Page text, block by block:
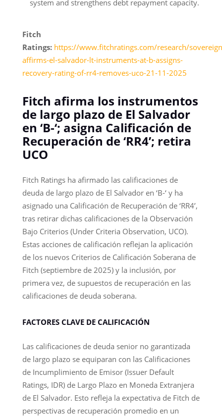
system and strengthens debt repayment capacity.
Fitch
Ratings: https://www.fitchratings.com/research/
affirms-el-salvador-lt-instruments-at-b-assigns-
recovery-rating-of-rr4-removes-uco-21-11-2025
Fitch afirma los instrumentos
de largo plazo de El Salvador
en ‘B-‘; asigna Calificación de
Recuperación de ‘RR4’; retira
UCO
Fitch Ratings ha afirmado las calificaciones de
deuda de largo plazo de El Salvador en ‘B-‘ y ha
asignado una Calificación de Recuperación de ‘RR4’,
tras retirar dichas calificaciones de la Observación
Bajo Criterios (Under Criteria Observation, UCO).
Estas acciones de calificación reflejan la aplicación
de los nuevos Criterios de Calificación Soberana de
Fitch (septiembre de 2025) y la inclusión, por
primera vez, de supuestos de recuperación en las
calificaciones de deuda soberana.
FACTORES CLAVE DE CALIFICACIÓN
Las calificaciones de deuda senior no garantizada
de largo plazo se equiparan con las Calificaciones
de Incumplimiento de Emisor (Issuer Default
Ratings, IDR) de Largo Plazo en Moneda Extranjera
de El Salvador. Esto refleja la expectativa de Fitch de
perspectivas de recuperación promedio en un